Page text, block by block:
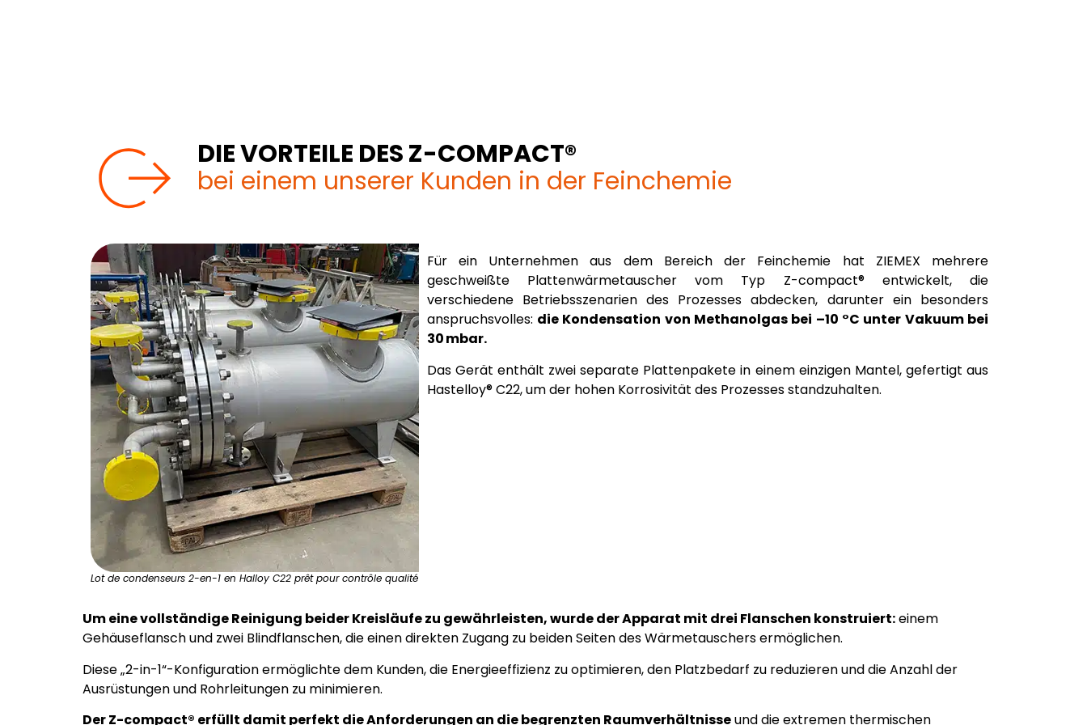
DIE VORTEILE DES Z-COMPACT®
bei einem unserer Kunden in der Feinchemie
Lot de condenseurs 2-en-1 en Halloy C22 prêt pour contrôle qualité
Für ein Unternehmen aus dem Bereich der Feinchemie hat ZIEMEX mehrere
geschweißte Plattenwärmetauscher vom Typ Z-compact® entwickelt, die
verschiedene Betriebsszenarien des Prozesses abdecken, darunter ein besonders
anspruchsvolles: die Kondensation von Methanolgas bei –10 °C unter Vakuum bei
30 mbar.
Das Gerät enthält zwei separate Plattenpakete in einem einzigen Mantel, gefertigt aus
Hastelloy® C22, um der hohen Korrosivität des Prozesses standzuhalten.
Um eine vollständige Reinigung beider Kreisläufe zu gewährleisten, wurde der Apparat mit drei Flanschen konstruiert:einem
Gehäuseflansch und zwei Blindflanschen, die einen direkten Zugang zu beiden Seiten des Wärmetauschers ermöglichen.
Diese „2-in-1“-Konfiguration ermöglichte dem Kunden, die Energieeffizienz zu optimieren, den Platzbedarf zu reduzieren und die Anzahl der
Ausrüstungen und Rohrleitungen zu minimieren.
Der Z-compact® erfüllt damit perfekt die Anforderungen an die begrenzten Raumverhältnisseund die extremen thermischen